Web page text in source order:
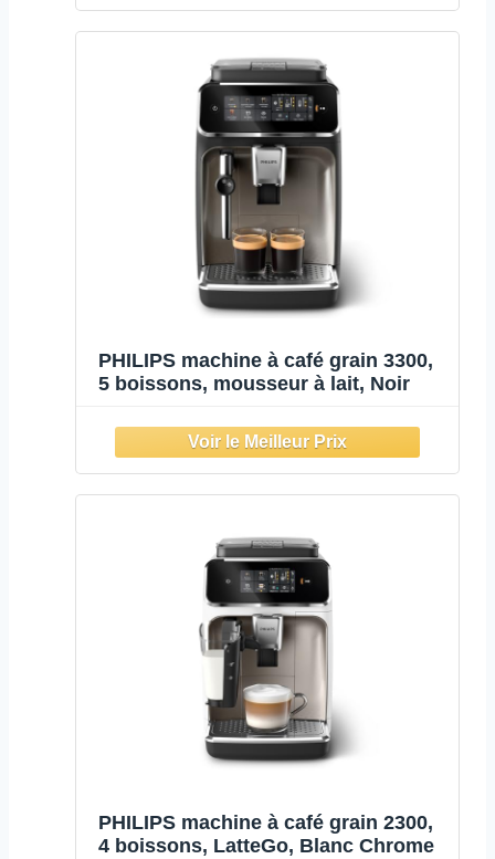
PHILIPS machine à café grain 3300,
5 boissons, mousseur à lait, Noir
PHILIPS machine à café grain 2300,
4 boissons, LatteGo, Blanc Chrome